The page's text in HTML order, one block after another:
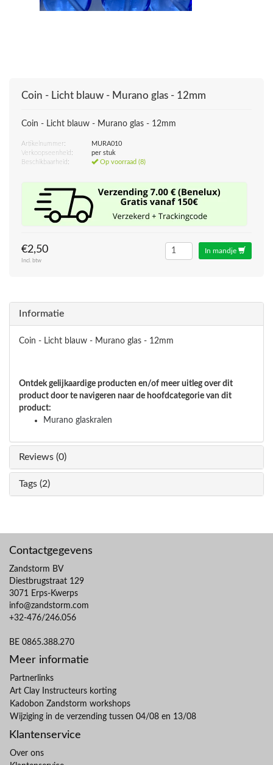
Coin - Licht blauw - Murano glas - 12mm
Coin - Licht blauw - Murano glas - 12mm
Artikelnummer:
MURA010
Verkoopseenheid:
per stuk
Beschikbaarheid:
Op voorraad (8)
€2,50
Incl. btw
In mandje
Informatie
Coin - Licht blauw - Murano glas - 12mm
Ontdek gelijkaardige producten en/of meer uitleg over dit
product door te navigeren naar de hoofdcategorie van dit
product:
Murano glaskralen
Reviews (0)
Tags (2)
Contactgegevens
Zandstorm BV
Diestbrugstraat 129
3071 Erps-Kwerps
info@zandstorm.com
+32-476/246.056
BE 0865.388.270
Meer informatie
Partnerlinks
Art Clay Instructeurs korting
Kadobon Zandstorm workshops
Wijziging in de verzending tussen 04/08 en 13/08
Klantenservice
Over ons